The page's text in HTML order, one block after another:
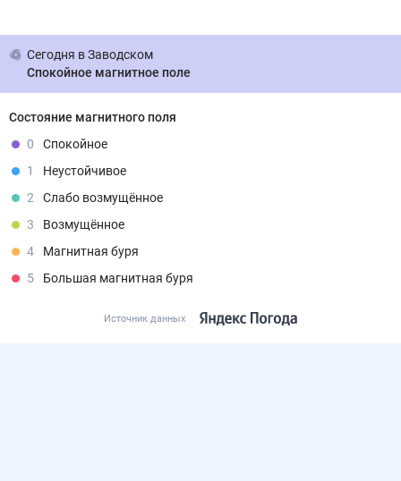
Сегодня в Заводском
Спокойное магнитное поле
Состояние магнитного поля
0
Спокойное
1
Неустойчивое
2
Слабо возмущённое
3
Возмущённое
4
Магнитная буря
5
Большая магнитная буря
Источник данных